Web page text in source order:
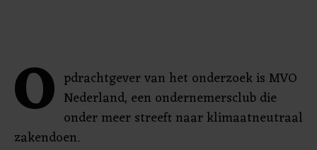
O pdrachtgever van het onderzoek is MVO
Nederland, een ondernemersclub die
onder meer streeft naar klimaatneutraal
zakendoen.